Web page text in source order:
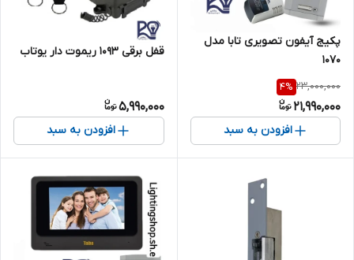
پکیج آیفون تصویری تابا مدل
۱۰۷۰
23,000,000
4%
21,990,000
افزودن به سبد
قفل برقی ۱۰۹۳ ریموت دار یوتاب
5,990,000
افزودن به سبد